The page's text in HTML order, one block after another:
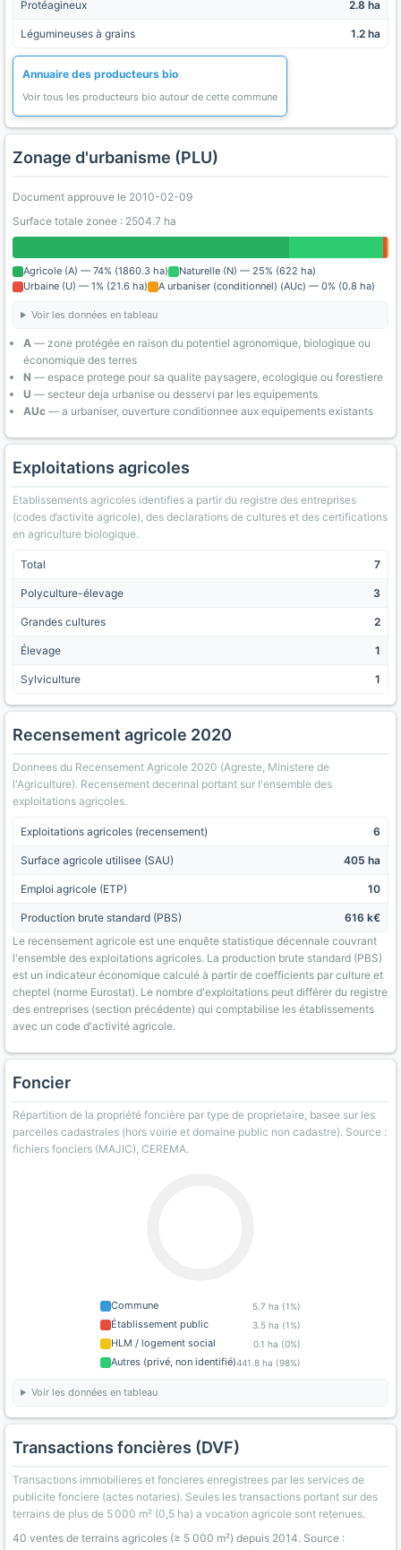
Protéagineux 2.8 ha
Légumineuses à grains 1.2 ha
Annuaire des producteurs bio
Voir tous les producteurs bio autour de cette commune
Zonage d'urbanisme (PLU)
Document approuve le 2010-02-09
Surface totale zonee : 2504.7 ha
Agricole (A) — 74% (1860.3 ha)
Naturelle (N) — 25% (622 ha)
Urbaine (U) — 1% (21.6 ha)
A urbaniser (conditionnel) (AUc) — 0% (0.8 ha)
Voir les données en tableau
A — zone protégée en raison du potentiel agronomique, biologique ou
économique des terres
N — espace protege pour sa qualite paysagere, ecologique ou forestiere
U — secteur deja urbanise ou desservi par les equipements
AUc — a urbaniser, ouverture conditionnee aux equipements existants
Exploitations agricoles
Etablissements agricoles identifies a partir du registre des entreprises
(codes d’activite agricole), des declarations de cultures et des certifications
en agriculture biologique.
Total 7
Polyculture-élevage 3
Grandes cultures 2
Élevage 1
Sylviculture 1
Recensement agricole 2020
Donnees du Recensement Agricole 2020 (Agreste, Ministere de
l'Agriculture). Recensement decennal portant sur l'ensemble des
exploitations agricoles.
Exploitations agricoles (recensement) 6
Surface agricole utilisee (SAU) 405 ha
Emploi agricole (ETP) 10
Production brute standard (PBS)
616 k€
Le recensement agricole est une enquête statistique décennale couvrant
l'ensemble des exploitations agricoles. La production brute standard (PBS)
est un indicateur économique calculé à partir de coefficients par culture et
cheptel (norme Eurostat). Le nombre d'exploitations peut différer du registre
des entreprises (section précédente) qui comptabilise les établissements
avec un code d'activité agricole.
Foncier
Répartition de la propriété foncière par type de proprietaire, basee sur les
parcelles cadastrales (hors voirie et domaine public non cadastre). Source :
fichiers fonciers (MAJIC), CEREMA.
Commune 5.7 ha (1%)
Établissement public 3.5 ha (1%)
HLM / logement social 0.1 ha (0%)
Autres (privé, non identifié)441.8 ha (98%)
Voir les données en tableau
Transactions foncières (DVF)
Transactions immobilieres et foncieres enregistrees par les services de
publicite fonciere (actes notaries). Seules les transactions portant sur des
terrains de plus de 5 000 m² (0,5 ha) a vocation agricole sont retenues.
40 ventes de terrains agricoles (≥ 5 000 m²) depuis 2014. Source :